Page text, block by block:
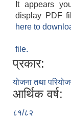
It appears
display PDF
here to
file.
प्रकार:
योजना तथा
आर्थिक वर्ष:
८१/८२